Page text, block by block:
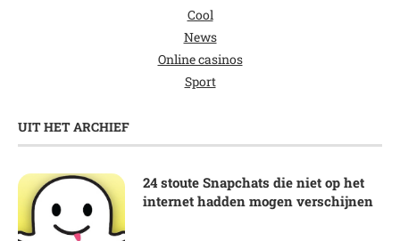
Cool
News
Online casinos
Sport
UIT HET ARCHIEF
24 stoute Snapchats die niet op het
internet hadden mogen verschijnen